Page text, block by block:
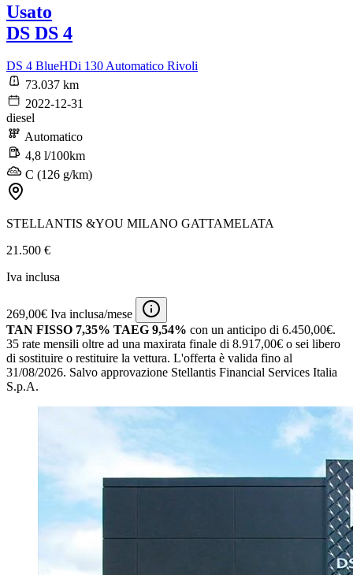
Usato
DS DS 4
DS 4 BlueHDi 130 Automatico Rivoli
73.037 km
2022-12-31
diesel
Automatico
4,8 l/100km
C (126 g/km)
STELLANTIS &YOU MILANO GATTAMELATA
21.500 €
Iva inclusa
269,00€ Iva inclusa/mese
TAN FISSO 7,35% TAEG 9,54% con un anticipo di 6.450,00€.
35 rate mensili oltre ad una maxirata finale di 8.917,00€ o sei libero
di sostituire o restituire la vettura. L'offerta è valida fino al
31/08/2026. Salvo approvazione Stellantis Financial Services Italia
S.p.A.